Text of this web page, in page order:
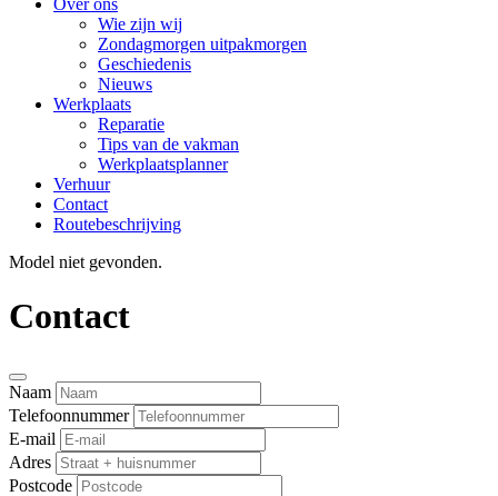
Over ons
Wie zijn wij
Zondagmorgen uitpakmorgen
Geschiedenis
Nieuws
Werkplaats
Reparatie
Tips van de vakman
Werkplaatsplanner
Verhuur
Contact
Routebeschrijving
Model niet gevonden.
Contact
Naam
Telefoonnummer
E-mail
Adres
Postcode